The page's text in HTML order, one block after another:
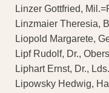
Linzer Gottfried,
Linzmaier Theresia,
Liopold Margarete,
Lipf Rudolf, Dr.,
Liphart Ernst, Dr.,
Lipowsky Hedwig,